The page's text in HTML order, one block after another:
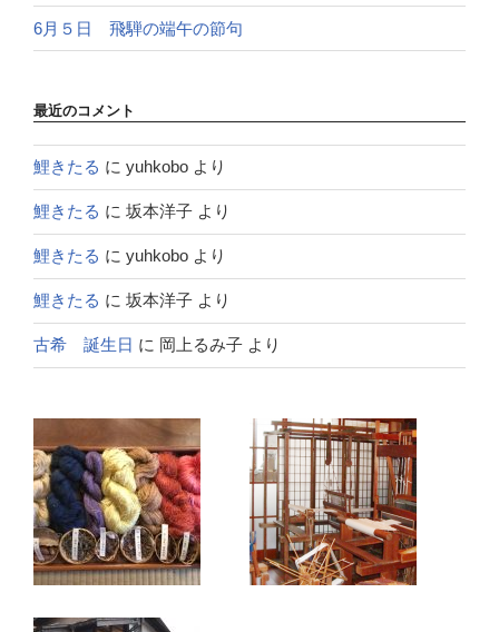
6月５日 飛騨の端午の節句
最近のコメント
鯉きたる に yuhkobo より
鯉きたる に 坂本洋子 より
鯉きたる に yuhkobo より
鯉きたる に 坂本洋子 より
古希 誕生日 に 岡上るみ子 より